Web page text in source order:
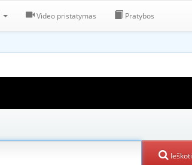
Video pristatymas Pratybos
Ieškoti